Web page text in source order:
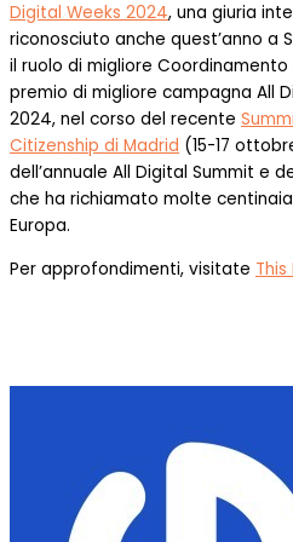
Digital Weeks 2024, una giuria
riconosciuto anche quest’anno a
il ruolo di migliore Coordinamento
premio di migliore campagna All
2024, nel corso del recente
Citizenship di Madrid (15-17
dell’annuale All Digital Summit e
che ha richiamato molte
Europa.
Per approfondimenti, visitate This